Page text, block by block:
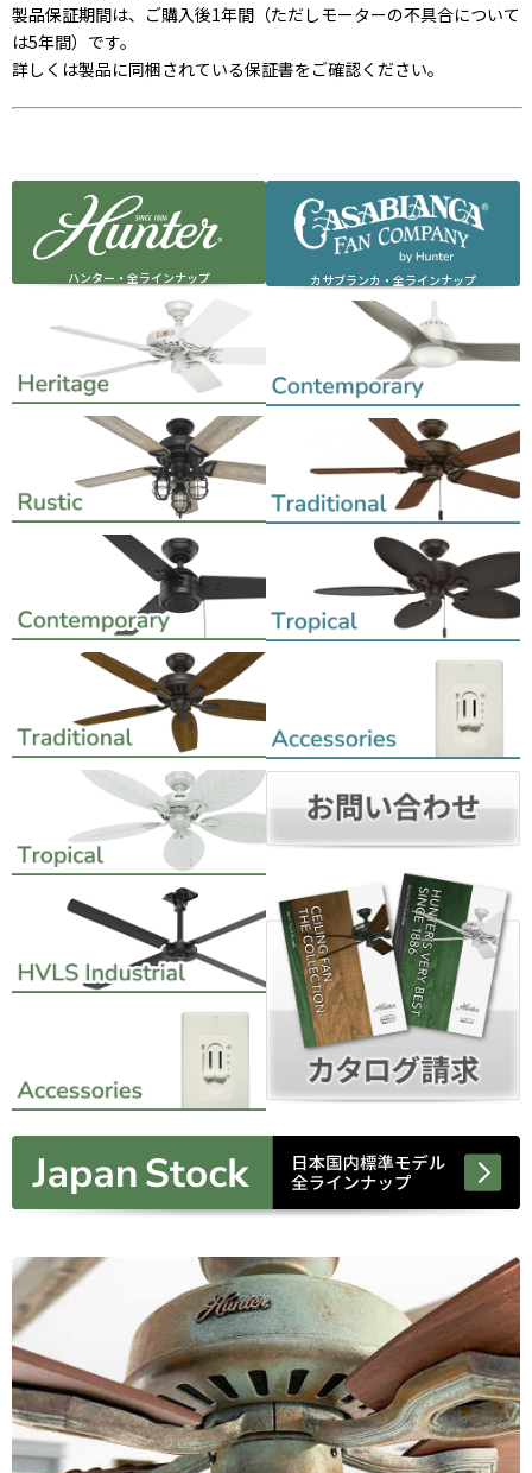
製品保証期間は、ご購入後1年間（ただしモーターの不具合について
は5年間）です。
詳しくは製品に同梱されている保証書をご確認ください。
ハンター・全ラインナップ カサブランカ・全ラインナップ